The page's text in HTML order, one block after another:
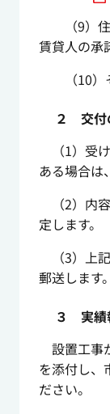
（9）住
賃貸人の承
（10）そ
２ 交付
（1）受
ある場合は
（2）内
定します。
（3）上
郵送します。
３ 実績
設置工事
を添付し、
ださい。